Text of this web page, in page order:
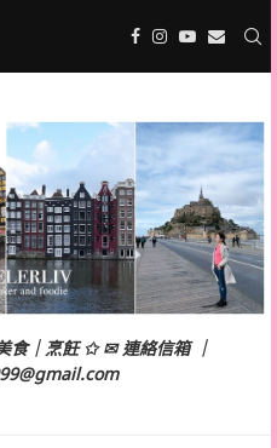
食｜烹飪 ✩ ✉ 連絡信箱 ｜